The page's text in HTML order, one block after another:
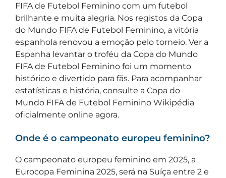
FIFA de Futebol Feminino com um futebol
brilhante e muita alegria. Nos registos da Copa
do Mundo FIFA de Futebol Feminino, a vitória
espanhola renovou a emoção pelo torneio. Ver a
Espanha levantar o troféu da Copa do Mundo
FIFA de Futebol Feminino foi um momento
histórico e divertido para fãs. Para acompanhar
estatísticas e história, consulte a Copa do
Mundo FIFA de Futebol Feminino Wikipédia
oficialmente online agora.
Onde é o campeonato europeu feminino?
O campeonato europeu feminino em 2025, a
Eurocopa Feminina 2025, será na Suíça entre 2 e